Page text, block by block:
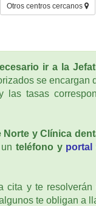
Otros centros cercanos
ir a la
se encargan
tasas
Norte y Clínica
teléfono y portal
cita y te resolverán
te obligan a